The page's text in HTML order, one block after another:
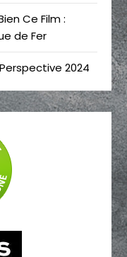
Ce Film :
de Fer
2024